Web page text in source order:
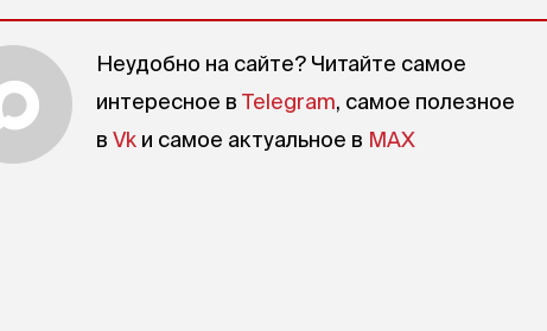
Неудобно на сайте? Читайте самое
интересное в Telegram, самое полезное
в Vk и самое актуальное в MAX